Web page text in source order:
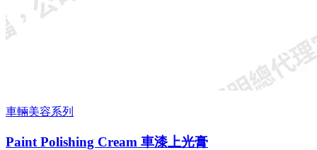
車輛美容系列
Paint Polishing Cream 車漆上光膏